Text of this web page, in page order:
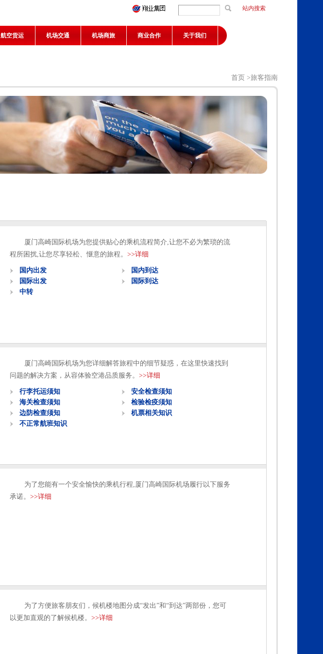
站内搜索
航空货运 机场交通 机场商旅 商业合作 关于我们
首页 >旅客指南
厦门高崎国际机场为您提供贴心的乘机流程简介,让您不必为繁琐的流
程所困扰,让您尽享轻松、惬意的旅程。 >>详细
国内出发
国内到达
国际出发
国际到达
中转
厦门高崎国际机场为您详细解答旅程中的细节疑惑，在这里快速找到
问题的解决方案，从容体验空港品质服务。 >>详细
行李托运须知
安全检查须知
海关检查须知
检验检疫须知
边防检查须知
机票相关知识
不正常航班知识
为了您能有一个安全愉快的乘机行程,厦门高崎国际机场履行以下服务
承诺。 >>详细
为了方便旅客朋友们，候机楼地图分成“发出”和“到达”两部份，您可
以更加直观的了解候机楼。 >>详细